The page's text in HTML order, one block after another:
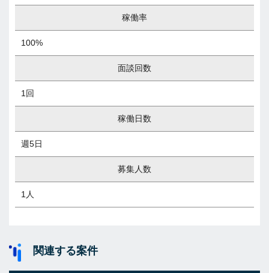
稼働率
100%
面談回数
1回
稼働日数
週5日
募集人数
1人
関連する案件